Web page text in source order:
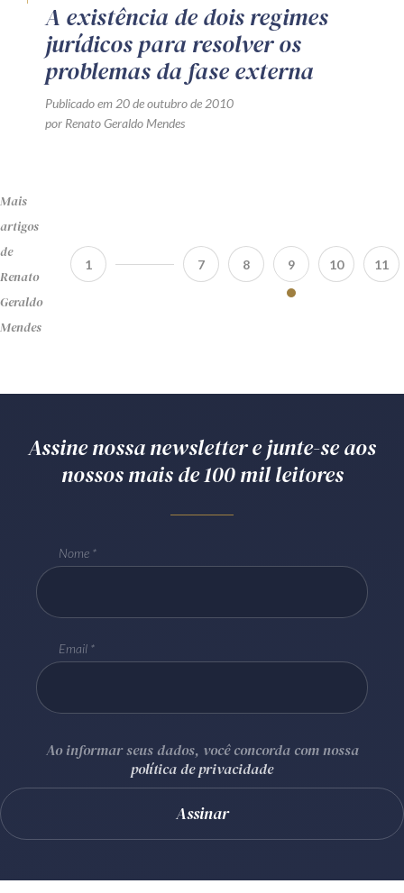
A existência de dois regimes
jurídicos para resolver os
problemas da fase externa
Publicado em 20 de outubro de 2010
por Renato Geraldo Mendes
Mais
artigos
de
Renato
Geraldo
Mendes
1 7 8 9 10 11
Assine nossa newsletter e junte-se aos
nossos mais de 100 mil leitores
Nome
Email
Ao informar seus dados, você concorda com nossa
política de privacidade